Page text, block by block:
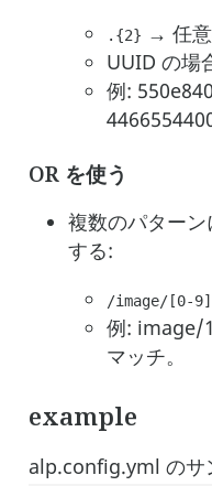
.{2} → 任
UUID の場
例:
OR を使う
複数のパター
する:
/image/[0-
例: image/
マッチ。
example
alp.config.yml のサ